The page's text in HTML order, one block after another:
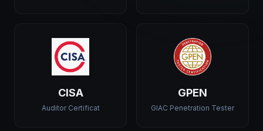
CISA
Auditor Certificat
GPEN
GIAC Penetration Tester